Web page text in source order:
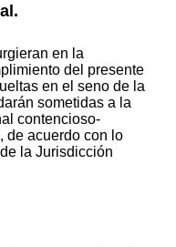
en la
del presente
en el seno de la
sometidas a la
contencioso-
de acuerdo con lo
la Jurisdicción